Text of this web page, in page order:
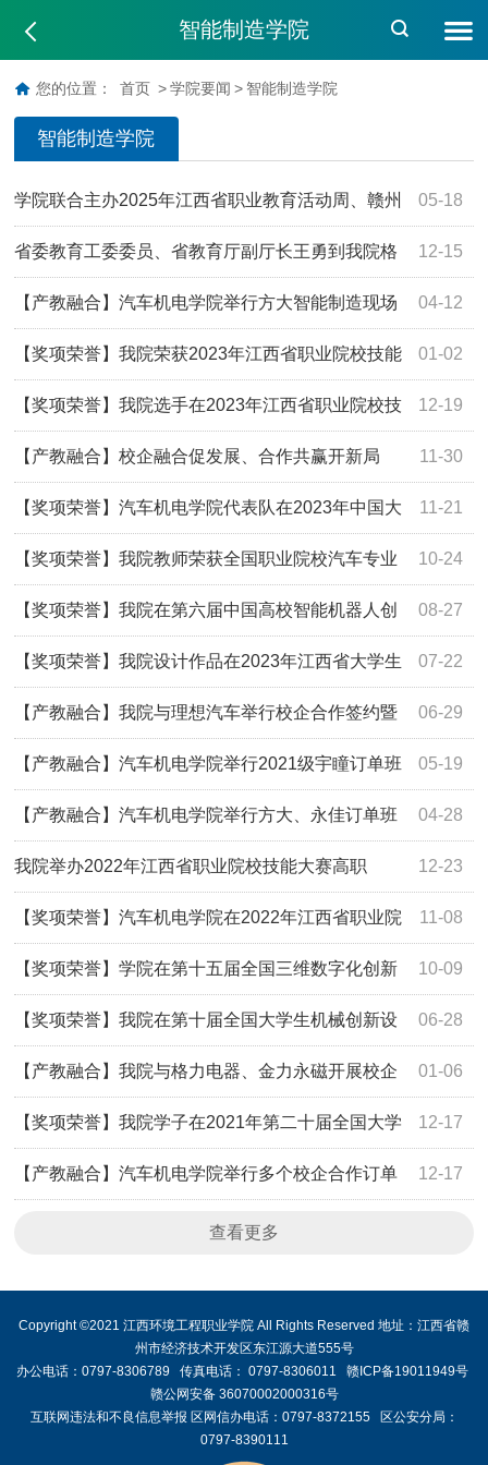
智能制造学院
您的位置： 首页 > 学院要闻 > 智能制造学院
智能制造学院
05-18
学院联合主办2025年江西省职业教育活动周、赣州
市职业教育活动月特色活动——“格力智能产线运维”赛项
12-15
省委教育工委委员、省教育厅副厅长王勇到我院格
力智能制造现场工程师产业学院调研指导 04-12
【产教融合】汽车机电学院举行方大智能制造现场
工程师订单班签约暨开班仪式 01-02
【奖项荣誉】我院荣获2023年江西省职业院校技能
大赛智能飞行器应用技术赛项团体二等奖 12-19
【奖项荣誉】我院选手在2023年江西省职业院校技
能大赛“机器人系统集成应用技术”赛项中喜获佳绩 11-30
【产教融合】校企融合促发展、合作共赢开新局
11-21
【奖项荣誉】汽车机电学院代表队在2023年中国大
学生机械工程创新创意大赛机械产品数字化设计赛项中荣获
二等奖
10-24
【奖项荣誉】我院教师荣获全国职业院校汽车专业
教师职业能力大赛第二名 08-27
【奖项荣誉】我院在第六届中国高校智能机器人创
意大赛中取得佳绩 07-22
【奖项荣誉】我院设计作品在2023年江西省大学生
机械创新设计大赛中获佳绩 06-29
【产教融合】我院与理想汽车举行校企合作签约暨
揭牌仪式 05-19
【产教融合】汽车机电学院举行2021级宇瞳订单班
企业奖学金颁奖仪式 04-28
【产教融合】汽车机电学院举行方大、永佳订单班
企业奖学金颁发仪式 12-23
我院举办2022年江西省职业院校技能大赛高职
组“现代电气控制系统安装与调试”赛项 11-08
【奖项荣誉】汽车机电学院在2022年江西省职业院
校技能大赛 无人机应用技术赛项中获佳绩 10-09
【奖项荣誉】学院在第十五届全国三维数字化创新
设计大赛命题挑战赛中获一等奖 06-28
【奖项荣誉】我院在第十届全国大学生机械创新设
计大赛江西赛区预赛取得佳绩 01-06
【产教融合】我院与格力电器、金力永磁开展校企
合作 12-17
【奖项荣誉】我院学子在2021年第二十届全国大学
生机器人大赛ROBOTAC中喜获佳绩 12-17
【产教融合】汽车机电学院举行多个校企合作订单
查看更多
Copyright ©2021 江西环境工程职业学院 All Rights Reserved 地址：江西省赣
州市经济技术开发区东江源大道555号
办公电话：0797-8306789 传真电话： 0797-8306011 赣ICP备19011949号
赣公网安备 36070002000316号
互联网违法和不良信息举报 区网信办电话：0797-8372155 区公安分局：
0797-8390111